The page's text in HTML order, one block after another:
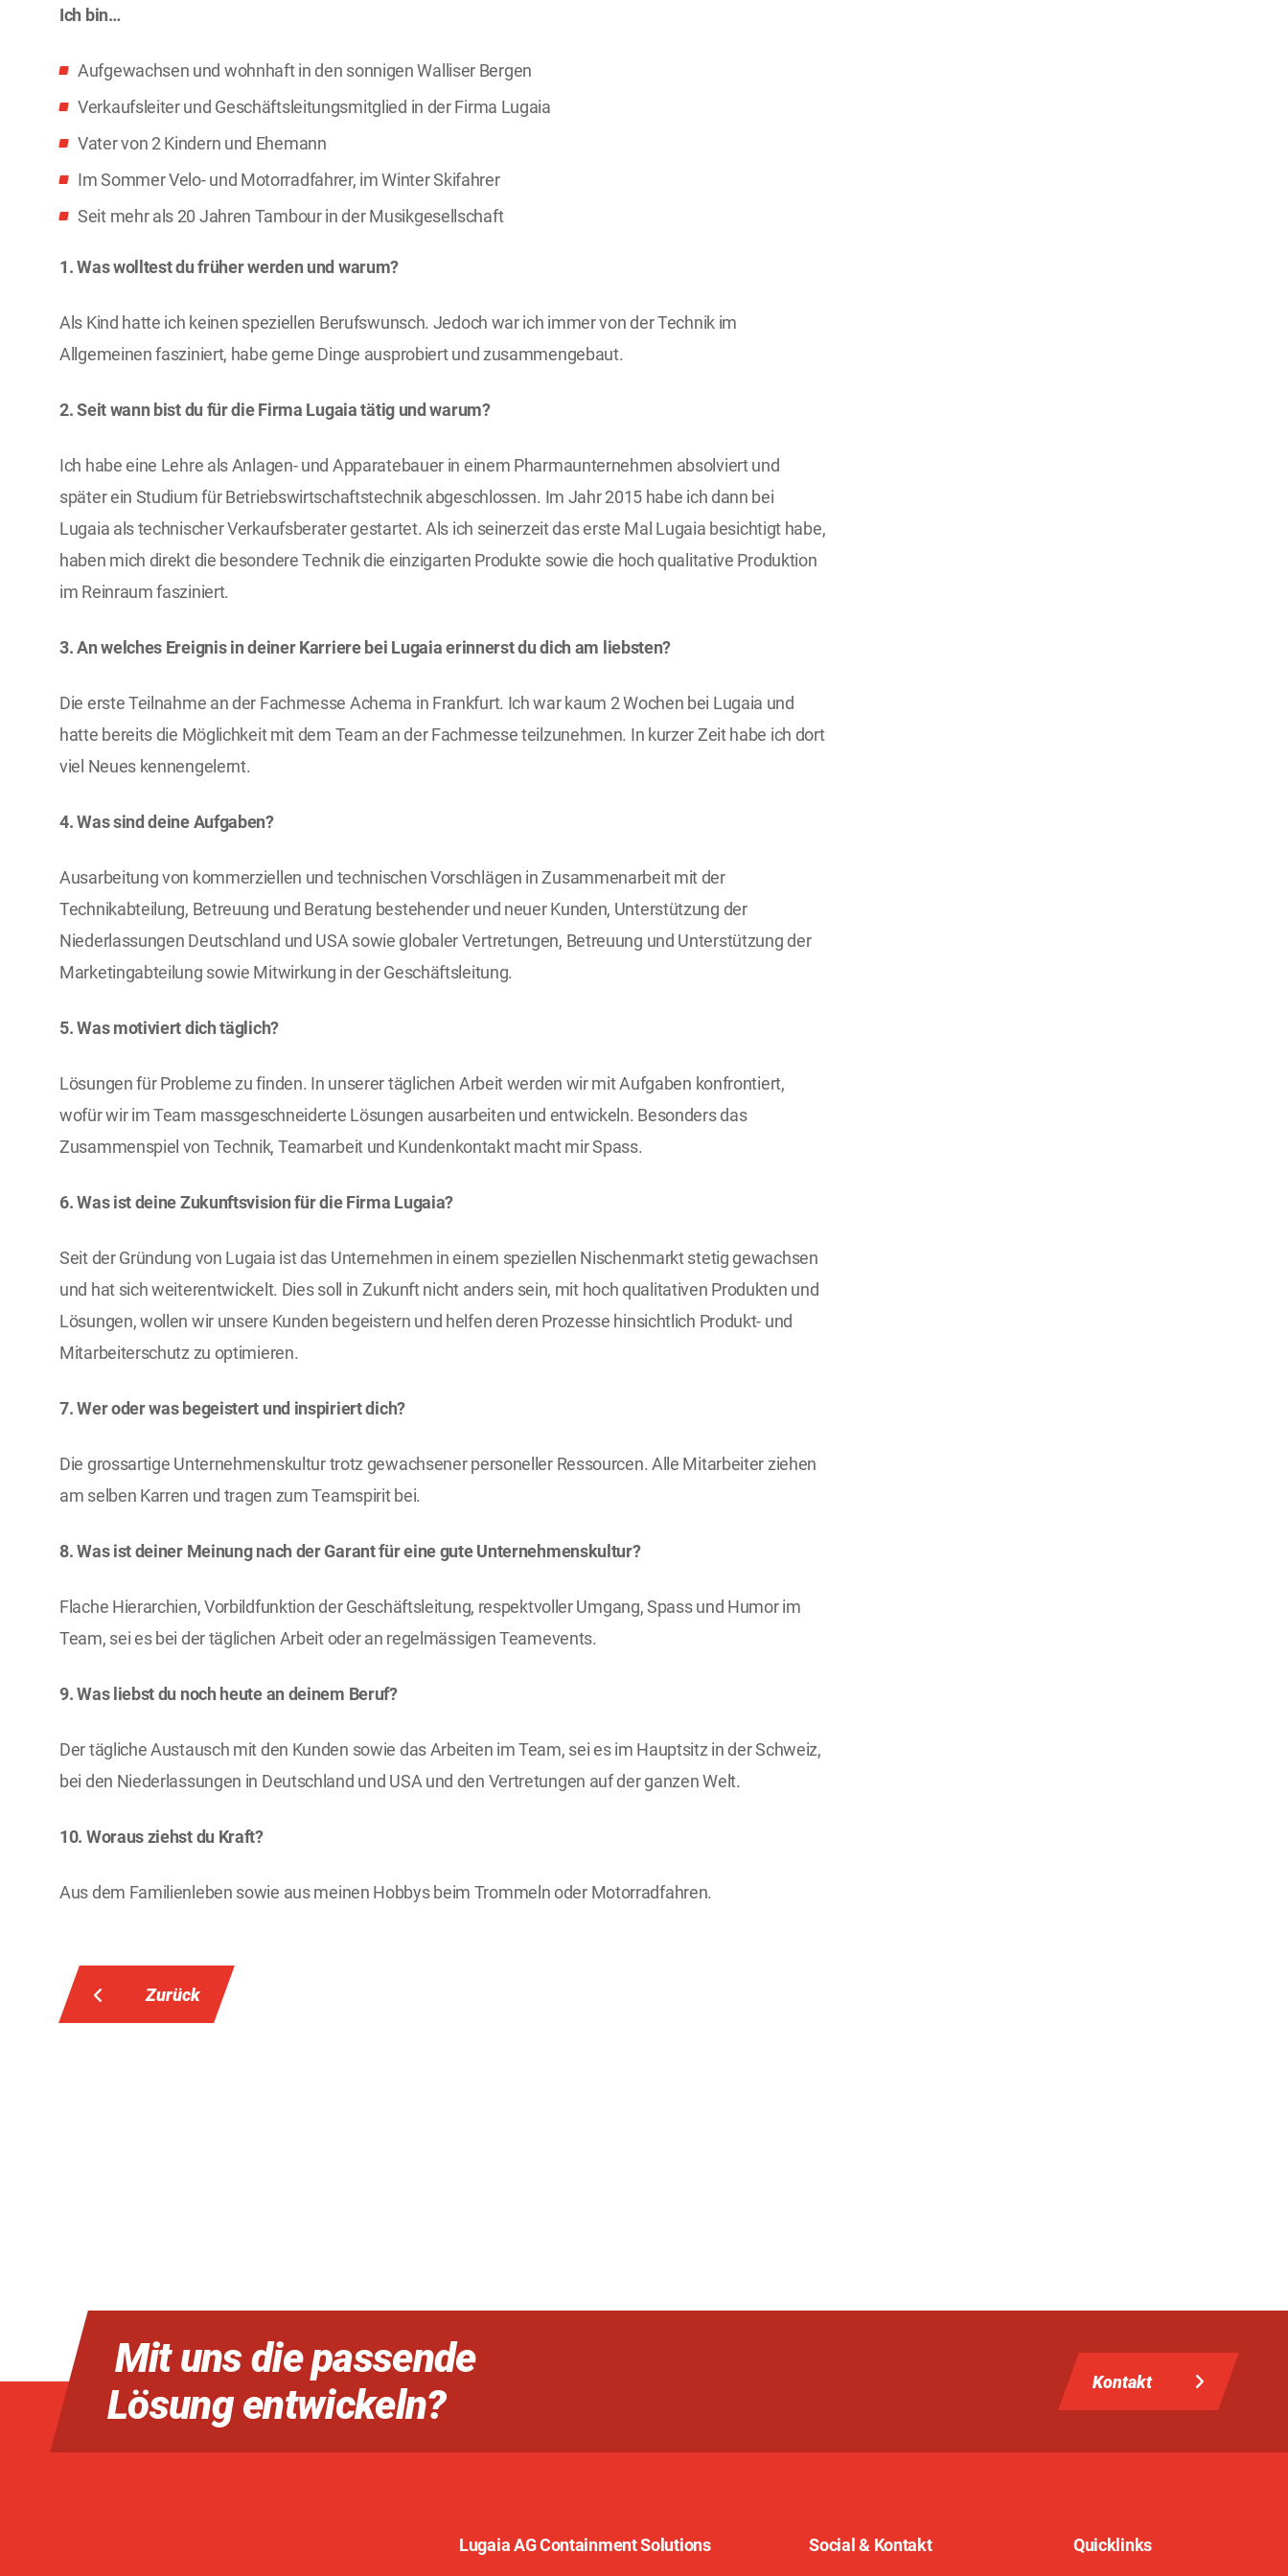
Zu den Produktbroschüren
Ich bin…
Aufgewachsen und wohnhaft in den sonnigen Walliser Bergen
Verkaufsleiter und Geschäftsleitungsmitglied in der Firma Lugaia
Vater von 2 Kindern und Ehemann
Im Sommer Velo- und Motorradfahrer, im Winter Skifahrer
Seit mehr als 20 Jahren Tambour in der Musikgesellschaft
1. Was wolltest du früher werden und warum?
Als Kind hatte ich keinen speziellen Berufswunsch. Jedoch war ich immer von der Technik im
Allgemeinen fasziniert, habe gerne Dinge ausprobiert und zusammengebaut.
2. Seit wann bist du für die Firma Lugaia tätig und warum?
Ich habe eine Lehre als Anlagen- und Apparatebauer in einem Pharmaunternehmen absolviert und
später ein Studium für Betriebswirtschaftstechnik abgeschlossen. Im Jahr 2015 habe ich dann bei
Lugaia als technischer Verkaufsberater gestartet. Als ich seinerzeit das erste Mal Lugaia besichtigt habe,
haben mich direkt die besondere Technik die einzigarten Produkte sowie die hoch qualitative Produktion
im Reinraum fasziniert.
3. An welches Ereignis in deiner Karriere bei Lugaia erinnerst du dich am liebsten?
Die erste Teilnahme an der Fachmesse Achema in Frankfurt. Ich war kaum 2 Wochen bei Lugaia und
hatte bereits die Möglichkeit mit dem Team an der Fachmesse teilzunehmen. In kurzer Zeit habe ich dort
viel Neues kennengelernt.
4. Was sind deine Aufgaben?
Ausarbeitung von kommerziellen und technischen Vorschlägen in Zusammenarbeit mit der
Technikabteilung, Betreuung und Beratung bestehender und neuer Kunden, Unterstützung der
Niederlassungen Deutschland und USA sowie globaler Vertretungen, Betreuung und Unterstützung der
Marketingabteilung sowie Mitwirkung in der Geschäftsleitung.
5. Was motiviert dich täglich?
Lösungen für Probleme zu finden. In unserer täglichen Arbeit werden wir mit Aufgaben konfrontiert,
wofür wir im Team massgeschneiderte Lösungen ausarbeiten und entwickeln. Besonders das
Zusammenspiel von Technik, Teamarbeit und Kundenkontakt macht mir Spass.
6. Was ist deine Zukunftsvision für die Firma Lugaia?
Seit der Gründung von Lugaia ist das Unternehmen in einem speziellen Nischenmarkt stetig gewachsen
und hat sich weiterentwickelt. Dies soll in Zukunft nicht anders sein, mit hoch qualitativen Produkten und
Lösungen, wollen wir unsere Kunden begeistern und helfen deren Prozesse hinsichtlich Produkt- und
Mitarbeiterschutz zu optimieren.
7. Wer oder was begeistert und inspiriert dich?
Die grossartige Unternehmenskultur trotz gewachsener personeller Ressourcen. Alle Mitarbeiter ziehen
am selben Karren und tragen zum Teamspirit bei.
8. Was ist deiner Meinung nach der Garant für eine gute Unternehmenskultur?
Flache Hierarchien, Vorbildfunktion der Geschäftsleitung, respektvoller Umgang, Spass und Humor im
Team, sei es bei der täglichen Arbeit oder an regelmässigen Teamevents.
9. Was liebst du noch heute an deinem Beruf?
Der tägliche Austausch mit den Kunden sowie das Arbeiten im Team, sei es im Hauptsitz in der Schweiz,
bei den Niederlassungen in Deutschland und USA und den Vertretungen auf der ganzen Welt.
10. Woraus ziehst du Kraft?
Aus dem Familienleben sowie aus meinen Hobbys beim Trommeln oder Motorradfahren.
Zurück
Mit uns die passende
Lösung entwickeln?
Kontakt
Lugaia AG Containment Solutions Social & Kontakt Quicklinks